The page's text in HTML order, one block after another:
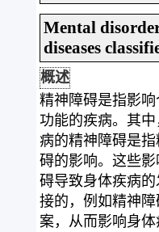
Mental
diseases
概述
精神障碍是指影
功能的疾病。其
病的精神障碍是
碍的影响。这些
碍导致身体疾病
接的，例如精神
案，从而影响身体